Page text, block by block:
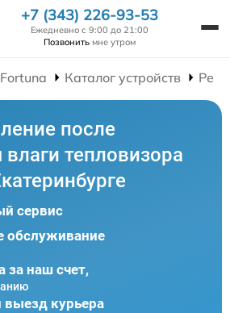
+7 (343) 226-93-53
Ежедневно с 9:00 до 21:00
Позвонить мне утром
Каталог устройств
после
тепловизора
сервис
обслуживание
за наш счет,
выезд курьера